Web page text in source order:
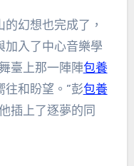
幻想也完成了，
加入了中心音樂學
臺上那一陣陣包養
和盼望。”彭包養
插上了逐夢的同